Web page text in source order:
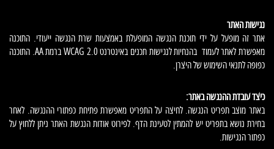
נגישות האתר
אתר זה מופעל על ידי תוכנת הנגשה המופעלת באמצעות שרת הנגשה ייעודי. התוכנה
מאפשרת לאתר לעמוד בהנחיות לנגישות תכנים באינטרנט WCAG 2.0 ברמת AA. התוכנה
כפופה לתנאי השימוש של היצרן.
כיצד עובדת ההנגשה באתר:
באתר מוצב תפריט הנגשה. לחיצה על התפריט מאפשרת פתיחת כפתורי ההנגשה. לאחר
בחירת נושא בתפריט יש להמתין לטעינת הדף. לפירוט אודות הנגשת האתר ניתן ללחוץ על
כפתור הנגישות.